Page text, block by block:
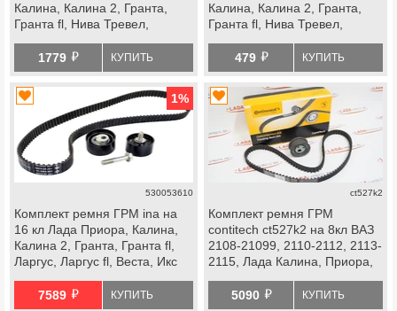
Калина, Калина 2, Гранта,
Гранта fl, Нива Тревел,
1779 й КУПИТЬ
Калина, Калина 2, Гранта,
Гранта fl, Нива Тревел,
479 й КУПИТЬ
1%
530053610
Комплект ремня ГРМ ina на
16 кл Лада Приора, Калина,
Калина 2, Гранта, Гранта fl,
Ларгус, Ларгус fl, Веста, Икс
7589 й КУПИТЬ
ct527k2
Комплект ремня ГРМ
contitech ct527k2 на 8кл ВАЗ
2108-21099, 2110-2112, 2113-
2115, Лада Калина, Приора,
5090 й КУПИТЬ